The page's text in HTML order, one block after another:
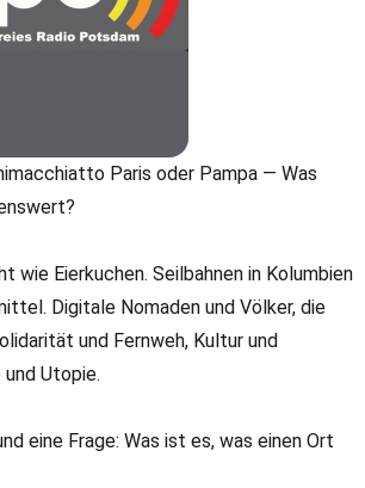
Paris oder Pampa — Was
wie Eierkuchen. Seilbahnen in Kolumbien
Digitale Nomaden und Völker, die
und Fernweh, Kultur und
und Utopie.
eine Frage: Was ist es, was einen Ort